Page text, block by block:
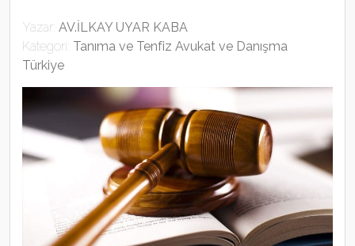
Yazar: AV.İLKAY UYAR KABA
Kategori: Tanıma ve Tenfiz Avukat ve Danışma
Türkiye